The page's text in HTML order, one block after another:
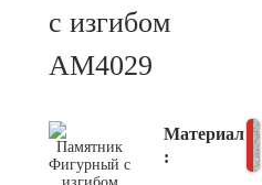
с изгибом
AM4029
Материал
: